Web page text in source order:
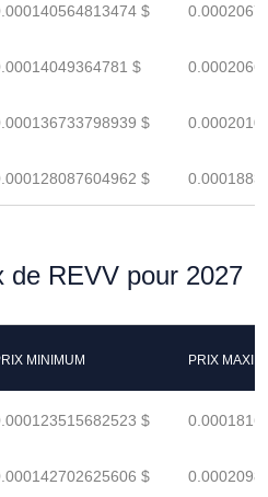
$
$
$
$
de REVV pour 2027
MINIMUM PRIX
$
$